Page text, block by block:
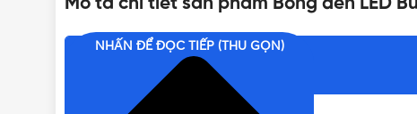
Nội dung chính
NHẤN ĐỂ ĐỌC TIẾP (THU GỌN)